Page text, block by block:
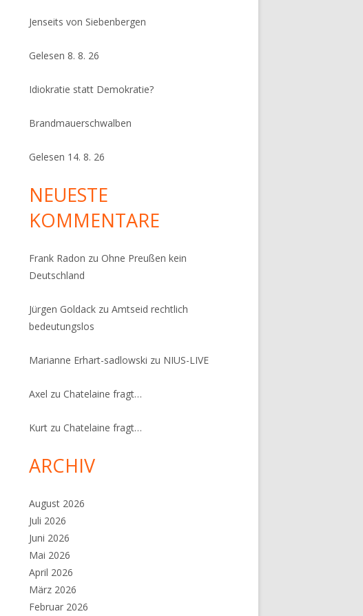
Jenseits von Siebenbergen
Gelesen 8. 8. 26
Idiokratie statt Demokratie?
Brandmauerschwalben
Gelesen 14. 8. 26
NEUESTE
KOMMENTARE
Frank Radon zuOhne Preußen kein
Deutschland
Jürgen Goldack zuAmtseid rechtlich
bedeutungslos
Marianne Erhart-sadlowski zu NIUS-LIVE
Axel zuChatelaine fragt…
Kurt zuChatelaine fragt…
ARCHIV
August 2026
Juli 2026
Juni 2026
Mai 2026
April 2026
März 2026
Februar 2026